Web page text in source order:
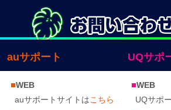
auサポート
■WEB
auサポートサイトはこちら
UQサポ
■WEB
UQサポ